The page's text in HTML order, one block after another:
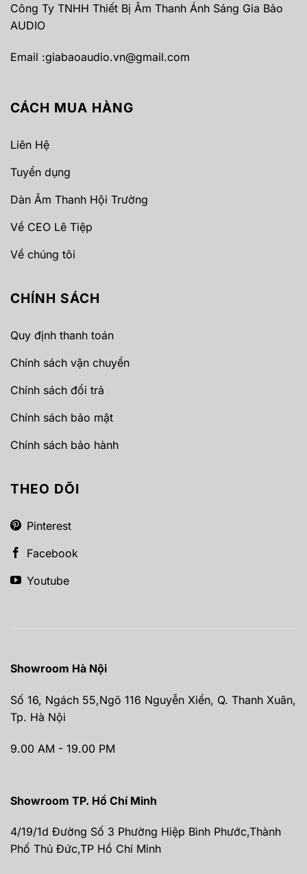
Công Ty TNHH Thiết Bị Âm Thanh Ánh Sáng Gia Bảo
AUDIO
Email :giabaoaudio.vn@gmail.com
CÁCH MUA HÀNG
Liên Hệ
Tuyển dụng
Dàn Âm Thanh Hội Trường
Về CEO Lê Tiệp
Về chúng tôi
CHÍNH SÁCH
Quy định thanh toán
Chính sách vận chuyển
Chính sách đổi trả
Chính sách bảo mật
Chính sách bảo hành
THEO DÕI
Pinterest
Facebook
Youtube
Showroom Hà Nội
Số 16, Ngách 55,Ngõ 116 Nguyễn Xiển, Q. Thanh Xuân,
Tp. Hà Nội
9.00 AM - 19.00 PM
Showroom TP. Hồ Chí Minh
4/19/1d Đường Số 3 Phường Hiệp Bình Phước,Thành
Phố Thủ Đức,TP Hồ Chí Minh